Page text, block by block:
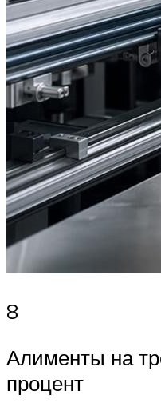
8
Алименты на
процент